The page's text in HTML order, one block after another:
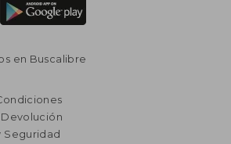
en Buscalibre
Seguridad